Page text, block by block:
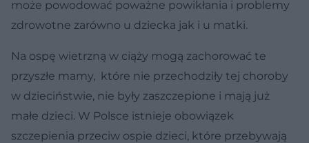
może powodować poważne powikłania i problemy
zdrowotne zarówno u dziecka jak i u matki.
Na ospę wietrzną w ciąży mogą zachorować te
przyszłe mamy, które nie przechodziły tej choroby
w dzieciństwie, nie były zaszczepione i mają już
małe dzieci. W Polsce istnieje obowiązek
szczepienia przeciw ospie dzieci, które przebywają